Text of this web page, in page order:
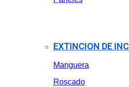
EXTINCION DE
Manguera
Roscado